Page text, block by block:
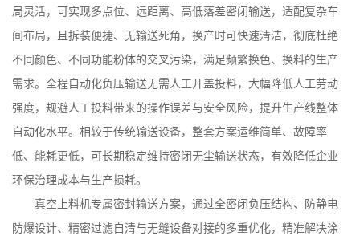
局灵活，可实现多点位、远距离、高低落差密闭输送，适配复杂车
间布局，且拆装便捷、无输送死角，换产时可快速清洁，彻底杜绝
不同颜色、不同功能粉体的交叉污染，满足频繁换色、换料的生产
需求。全程自动化负压输送无需人工开盖投料，大幅降低人工劳动
强度，规避人工投料带来的操作误差与安全风险，提升生产线整体
自动化水平。相较于传统输送设备，整套方案运维简单、故障率
低、能耗更低，可长期稳定维持密闭无尘输送状态，有效降低企业
环保治理成本与生产损耗。
真空上料机专属密封输送方案，通过全密闭负压结构、防静电
防爆设计、精密过滤自清与无缝设备对接的多重优化，精准解决涂